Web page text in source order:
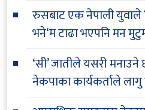
रुसबाट एक नेपाली युवाले
भने‘म टाढा भएपनि मन
‘सी’ जातीले यसरी
नेकपाका कार्यकर्ताले लागु